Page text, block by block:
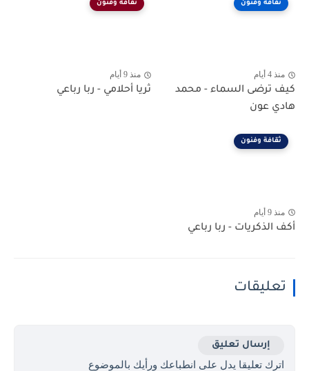
ثقافة وفنون
منذ 4 أيام
كيف ترضى السماء - محمد
هادي عون
ثقافة وفنون
منذ 9 أيام
ثريا أحلامي - ربا رباعي
ثقافة وفنون
منذ 9 أيام
أكف الذكريات - ربا رباعي
تعليقات
إرسال تعليق
اترك تعليقا يدل على انطباعك ورأيك بالموضوع